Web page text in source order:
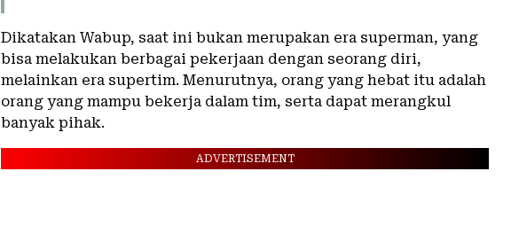
Dikatakan Wabup, saat ini bukan merupakan era superman, yang
bisa melakukan berbagai pekerjaan dengan seorang diri,
melainkan era supertim. Menurutnya, orang yang hebat itu adalah
orang yang mampu bekerja dalam tim, serta dapat merangkul
banyak pihak.
ADVERTISEMENT